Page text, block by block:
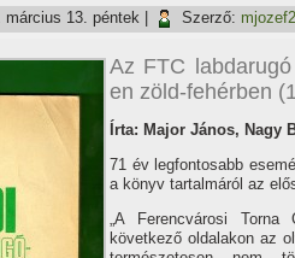
március 13. péntek Szerző:
Az FTC
en zöld-fehérben
Írta: Major János, Nagy
71 év legfontosabb
a könyv tartalmáról az
„A Ferencvárosi Torna
következő oldalakon az